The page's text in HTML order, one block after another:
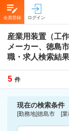
会員登録 ログイン
産業用装置（工
メーカー、徳島
職・求人検索結果
5 件
現在の検索条件